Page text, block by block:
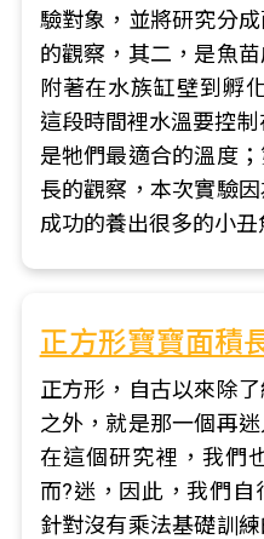
驗對象，並將研究分
的觀察，其二，是魚
附著在水族缸壁到孵
這段時間裡水溫要控
是牠們最適合的溫度
長的觀察，本次實驗
成功的養出很多的小丑
正方形寶寶面積
正方形，自古以來除
之外，就是那一個再
在這個研究裡，我們
而?迷，因此，我們自
針對沒有乘法基礎訓